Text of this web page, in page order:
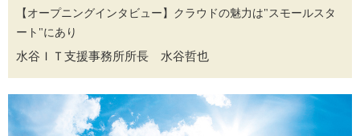
【オープニングインタビュー】クラウドの魅力は"スモールスタ
ート"にあり
水谷ＩＴ支援事務所所長 水谷哲也